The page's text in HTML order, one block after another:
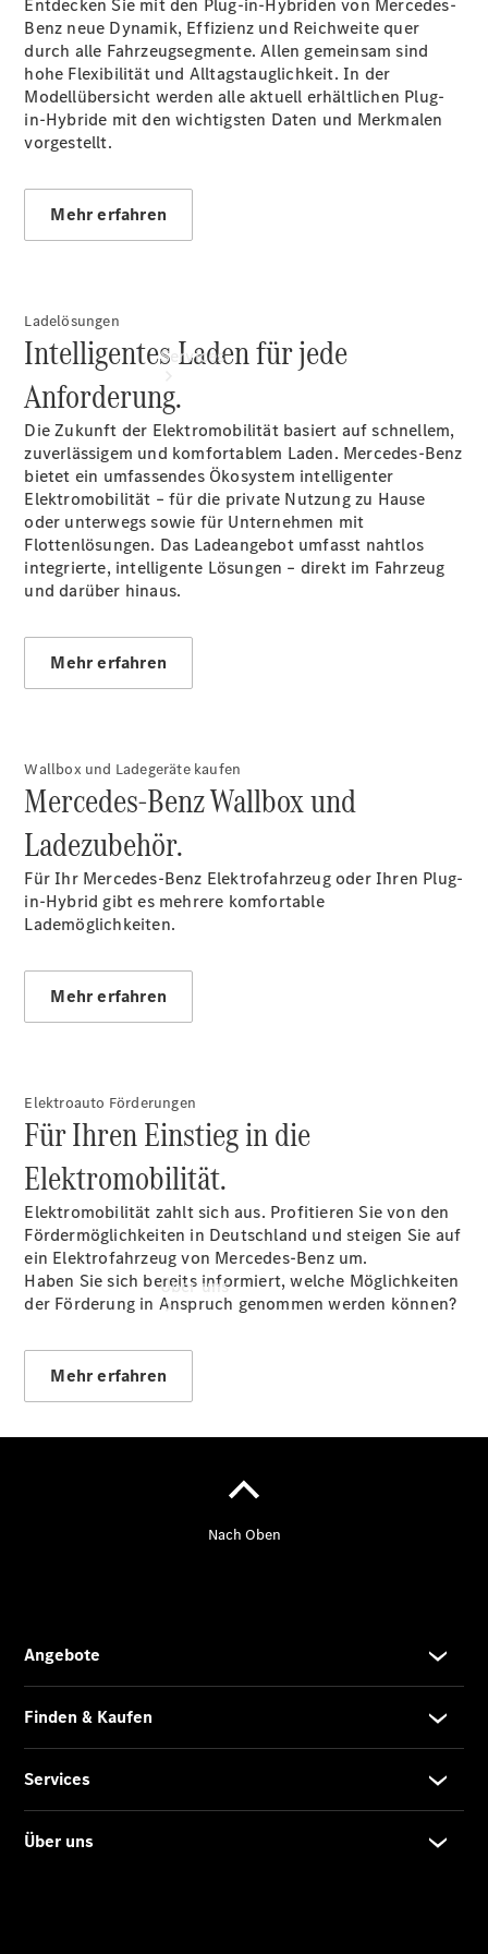
Junge
Sterne -
elektrisch
Hauptuntersuchung:
Rundum entspannt
zur Plakette
Services
Übersicht
Serviceangebote
Reifen &
Kompletträder
Pannen- &
Schadenhilfe
Rückrufe &
Warnung: Betrug
beim
Gebrauchtwagenkauf
Service für
Reisemobile
Gebrauchtwagensuche
Extras
Sofort
Über uns
Unternehmens
Entdecken Sie mit den Plug-in-Hybriden von Mercedes-
Benz neue Dynamik, Effizienz und Reichweite quer
durch alle Fahrzeugsegmente. Allen gemeinsam sind
hohe Flexibilität und Alltagstauglichkeit. In der
Modellübersicht werden alle aktuell erhältlichen Plug-
in-Hybride mit den wichtigsten Daten und Merkmalen
vorgestellt.
Mehr erfahren
Ladelösungen
Intelligentes Laden für jede
Anforderung.
Die Zukunft der Elektromobilität basiert auf schnellem,
zuverlässigem und komfortablem Laden. Mercedes-Benz
bietet ein umfassendes Ökosystem intelligenter
Elektromobilität – für die private Nutzung zu Hause
oder unterwegs sowie für Unternehmen mit
Flottenlösungen. Das Ladeangebot umfasst nahtlos
integrierte, intelligente Lösungen – direkt im Fahrzeug
und darüber hinaus.
Mehr erfahren
Wallbox und Ladegeräte kaufen
Mercedes-Benz Wallbox und
Ladezubehör.
Für Ihr Mercedes-Benz Elektrofahrzeug oder Ihren Plug-
in-Hybrid gibt es mehrere komfortable
Lademöglichkeiten.
Mehr erfahren
Elektroauto Förderungen
Für Ihren Einstieg in die
Elektromobilität.
Elektromobilität zahlt sich aus. Profitieren Sie von den
Fördermöglichkeiten in Deutschland und steigen Sie auf
ein Elektrofahrzeug von Mercedes-Benz um.
Haben Sie sich bereits informiert, welche Möglichkeiten
der Förderung in Anspruch genommen werden können?
Mehr erfahren